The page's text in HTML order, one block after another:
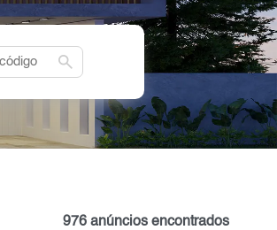
search
976 anúncios encontrados